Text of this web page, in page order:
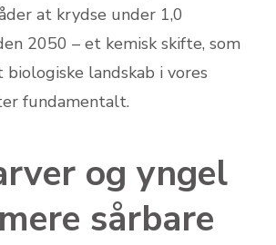
at krydse under 1,0
2050 – et kemisk skifte, som
landskab i vores
fundamentalt.
og yngel
sårbare